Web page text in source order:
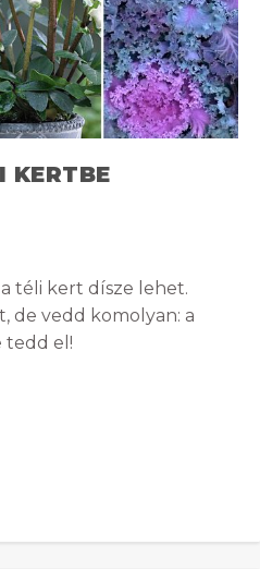
KERTBE
téli kert dísze lehet.
de vedd komolyan: a
tedd el!